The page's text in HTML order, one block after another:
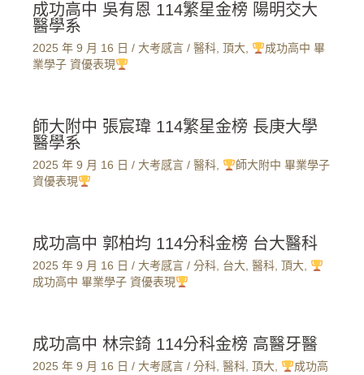
成功高中 吳有恩 114繁星金榜 陽明交大
醫學系
2025 年 9 月 16 日 / 大考感言 / 醫科, 頂大,
成功高中 畢
業學子 資優表現
師大附中 張宸瑋 114繁星金榜 長庚大學
醫學系
2025 年 9 月 16 日 / 大考感言 / 醫科,
師大附中 畢業學子
資優表現
成功高中 郭柏均 114分科金榜 台大醫科
2025 年 9 月 16 日 / 大考感言 / 分科, 台大, 醫科, 頂大,
成功高中 畢業學子 資優表現
成功高中 林宗錡 114分科金榜 高醫牙醫
2025 年 9 月 16 日 / 大考感言 / 分科, 醫科, 頂大,
成功高